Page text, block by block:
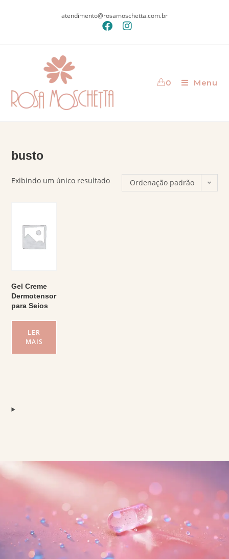
atendimento@rosamoschetta.com.br
0 Menu
busto
Exibindo um único resultado Ordenação padrão
Gel Creme
Dermotensor
para Seios
LER
MAIS